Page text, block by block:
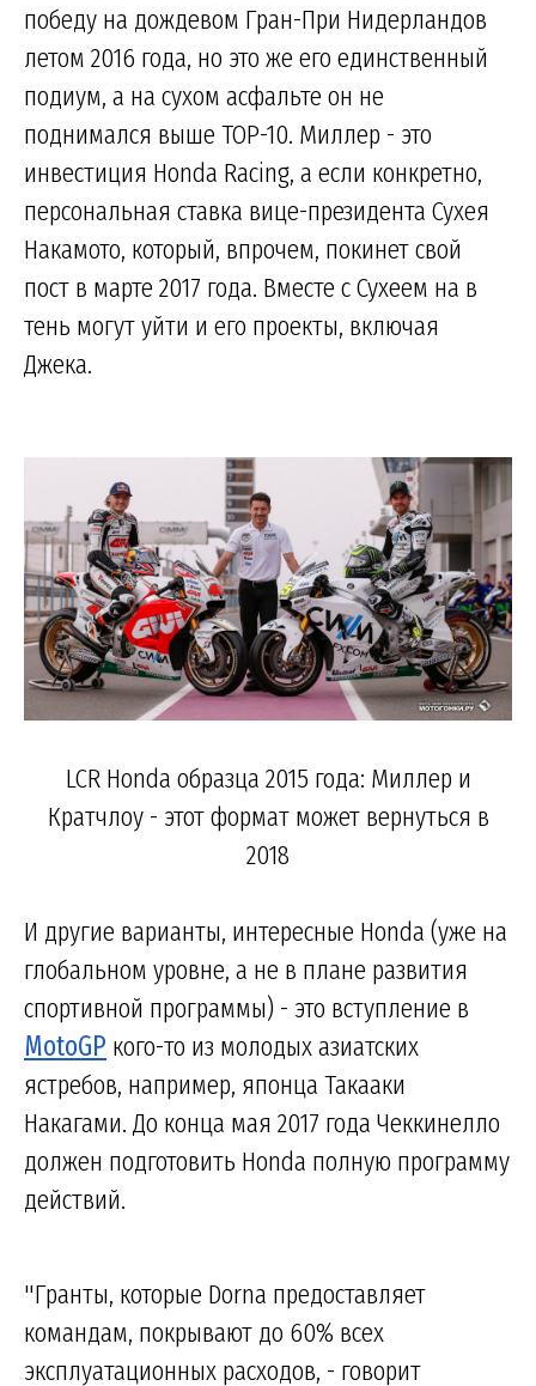
победу на дождевом Гран-При Нидерландов
летом 2016 года, но это же его единственный
подиум, а на сухом асфальте он не
поднимался выше TOP-10. Миллер - это
инвестиция Honda Racing, а если конкретно,
персональная ставка вице-президента Сухея
Накамото, который, впрочем, покинет свой
пост в марте 2017 года. Вместе с Сухеем на в
тень могут уйти и его проекты, включая
Джека.
LCR Honda образца 2015 года: Миллер и
Кратчлоу - этот формат может вернуться в
2018
И другие варианты, интересные Honda (уже на
глобальном уровне, а не в плане развития
спортивной программы) - это вступление в
MotoGP кого-то из молодых азиатских
ястребов, например, японца Такааки
Накагами. До конца мая 2017 года Чеккинелло
должен подготовить Honda полную программу
действий.
"Гранты, которые Dorna предоставляет
командам, покрывают до 60% всех
эксплуатационных расходов, - говорит